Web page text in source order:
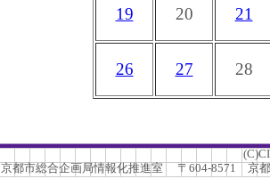
19 20 21
26 27 28
京都市総合企画局情報化推進室 〒604-8571 京